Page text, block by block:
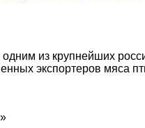
из крупнейших
экспортеров мяса